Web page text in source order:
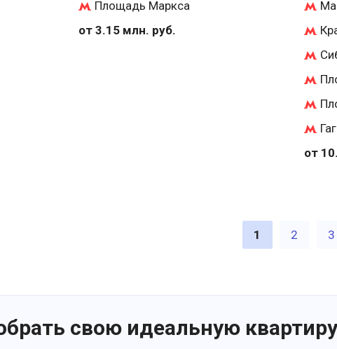
Площадь Маркса
от 3.15 млн. руб.
от
1 2 3
свою идеальную